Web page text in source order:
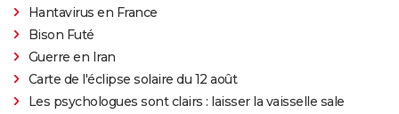
Hantavirus en France
Bison Futé
Guerre en Iran
Carte de l'éclipse solaire du 12 août
Les psychologues sont clairs : laisser la vaisselle sale